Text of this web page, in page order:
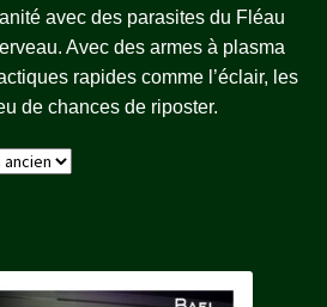
avec des parasites du Fléau
Avec des armes à plasma
rapides comme l’éclair, les
de chances de riposter.